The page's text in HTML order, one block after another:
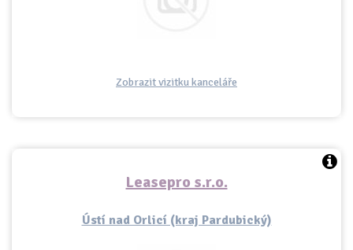
Zobrazit vizitku kanceláře
Leasepro s.r.o.
Ústí nad Orlicí (kraj Pardubický)